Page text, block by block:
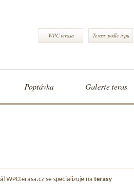
WPC terasa Terasy podle typu
Poptávka Galerie teras
WPCterasa.cz se specializuje na terasy